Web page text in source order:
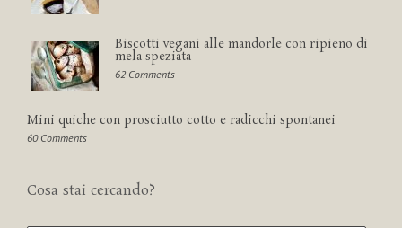
Biscotti vegani alle mandorle con ripieno di
mela speziata
62 Comments
Mini quiche con prosciutto cotto e radicchi spontanei
60 Comments
Cosa stai cercando?